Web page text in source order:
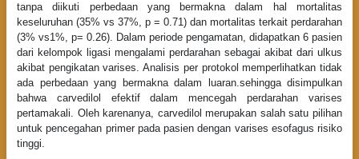
tanpa diikuti perbedaan yang bermakna dalam hal mortalitas
keseluruhan (35% vs 37%, p = 0.71) dan mortalitas terkait perdarahan
(3% vs1%, p= 0.26). Dalam periode pengamatan, didapatkan 6 pasien
dari kelompok ligasi mengalami perdarahan sebagai akibat dari ulkus
akibat pengikatan varises. Analisis per protokol memperlihatkan tidak
ada perbedaan yang bermakna dalam luaran.sehingga disimpulkan
bahwa carvedilol efektif dalam mencegah perdarahan varises
pertamakali. Oleh karenanya, carvedilol merupakan salah satu pilihan
untuk pencegahan primer pada pasien dengan varises esofagus risiko
tinggi.